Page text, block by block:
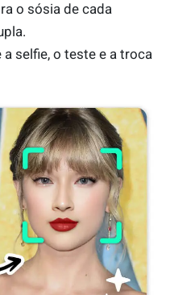
o sósia de cada
a selfie, o teste e a troca